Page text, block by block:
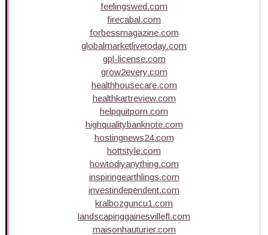
feelingswed.com
firecabal.com
forbessmagazine.com
globalmarketlivetoday.com
gpl-license.com
grow2every.com
healthhousecare.com
healthkartreview.com
helpquitporn.com
highqualitybanknote.com
hostingnews24.com
hottstyle.com
howtodiyanything.com
inspiringearthlings.com
investindependent.com
kralbozguncu1.com
landscapinggainesvillefl.com
maisonhauturier.com